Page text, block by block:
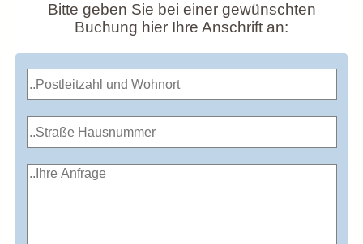
Bitte geben Sie bei einer gewünschten
Buchung hier Ihre Anschrift an: